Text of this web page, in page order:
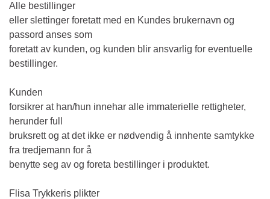
Alle bestillinger
eller slettinger foretatt med en Kundes brukernavn og
passord anses som
foretatt av kunden, og kunden blir ansvarlig for eventuelle
bestillinger.
Kunden
forsikrer at han/hun innehar alle immaterielle rettigheter,
herunder full
bruksrett og at det ikke er nødvendig å innhente samtykke
fra tredjemann for å
benytte seg av og foreta bestillinger i produktet.
Flisa Trykkeris plikter